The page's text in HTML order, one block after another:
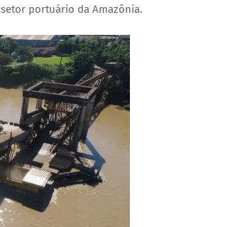
portuário da Amazônia.